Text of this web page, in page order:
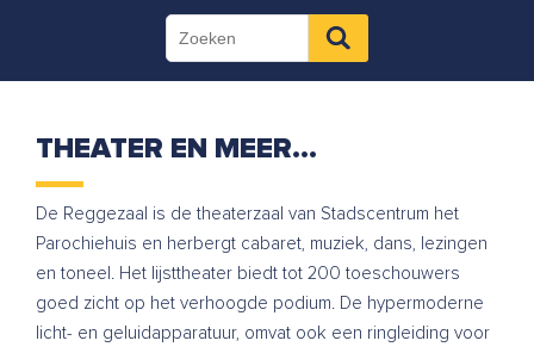
THEATER EN MEER…
De Reggezaal is de theaterzaal van Stadscentrum het
Parochiehuis en herbergt cabaret, muziek, dans, lezingen
en toneel. Het lijsttheater biedt tot 200 toeschouwers
goed zicht op het verhoogde podium. De hypermoderne
licht- en geluidapparatuur, omvat ook een ringleiding voor